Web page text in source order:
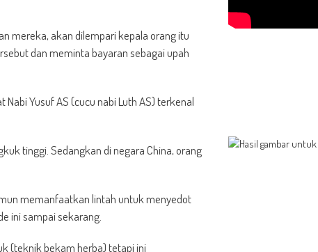
mereka, akan dilempari kepala orang itu
dan meminta bayaran sebagai upah
Yusuf AS (cucu nabi Luth AS) terkenal
tinggi. Sedangkan di negara China, orang
memanfaatkan lintah untuk menyedot
ini sampai sekarang.
(teknik bekam herba) tetapi ini